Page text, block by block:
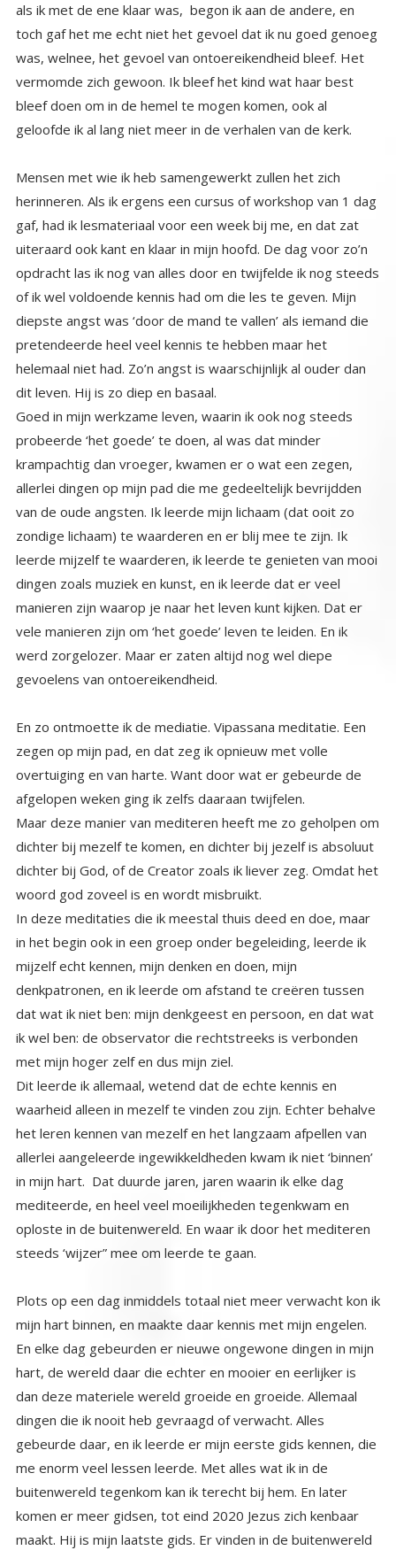
geloofde ik al lang niet meer in de verhalen van de kerk.
Mensen met wie ik heb samengewerkt zullen het zich
herinneren. Als ik ergens een cursus of workshop van 1 dag
gaf, had ik lesmateriaal voor een week bij me, en dat zat
uiteraard ook kant en klaar in mijn hoofd. De dag voor zo’n
opdracht las ik nog van alles door en twijfelde ik nog steeds
of ik wel voldoende kennis had om die les te geven. Mijn
diepste angst was ‘door de mand te vallen’ als iemand die
pretendeerde heel veel kennis te hebben maar het
helemaal niet had. Zo’n angst is waarschijnlijk al ouder dan
dit leven. Hij is zo diep en basaal.
Goed in mijn werkzame leven, waarin ik ook nog steeds
probeerde ‘het goede’ te doen, al was dat minder
krampachtig dan vroeger, kwamen er o wat een zegen,
allerlei dingen op mijn pad die me gedeeltelijk bevrijdden
van de oude angsten. Ik leerde mijn lichaam (dat ooit zo
zondige lichaam) te waarderen en er blij mee te zijn. Ik
leerde mijzelf te waarderen, ik leerde te genieten van mooi
dingen zoals muziek en kunst, en ik leerde dat er veel
manieren zijn waarop je naar het leven kunt kijken. Dat er
vele manieren zijn om ‘het goede’ leven te leiden. En ik
werd zorgelozer. Maar er zaten altijd nog wel diepe
gevoelens van ontoereikendheid.
En zo ontmoette ik de mediatie. Vipassana meditatie. Een
zegen op mijn pad, en dat zeg ik opnieuw met volle
overtuiging en van harte. Want door wat er gebeurde de
afgelopen weken ging ik zelfs daaraan twijfelen.
Maar deze manier van mediteren heeft me zo geholpen om
dichter bij mezelf te komen, en dichter bij jezelf is absoluut
dichter bij God, of de Creator zoals ik liever zeg. Omdat het
woord god zoveel is en wordt misbruikt.
In deze meditaties die ik meestal thuis deed en doe, maar
in het begin ook in een groep onder begeleiding, leerde ik
mijzelf echt kennen, mijn denken en doen, mijn
denkpatronen, en ik leerde om afstand te creëren tussen
dat wat ik niet ben: mijn denkgeest en persoon, en dat wat
ik wel ben: de observator die rechtstreeks is verbonden
met mijn hoger zelf en dus mijn ziel.
Dit leerde ik allemaal, wetend dat de echte kennis en
waarheid alleen in mezelf te vinden zou zijn. Echter behalve
het leren kennen van mezelf en het langzaam afpellen van
allerlei aangeleerde ingewikkeldheden kwam ik niet ‘binnen’
in mijn hart. Dat duurde jaren, jaren waarin ik elke dag
mediteerde, en heel veel moeilijkheden tegenkwam en
oploste in de buitenwereld. En waar ik door het mediteren
steeds ‘wijzer” mee om leerde te gaan.
Plots op een dag inmiddels totaal niet meer verwacht kon ik
mijn hart binnen, en maakte daar kennis met mijn engelen.
En elke dag gebeurden er nieuwe ongewone dingen in mijn
hart, de wereld daar die echter en mooier en eerlijker is
dan deze materiele wereld groeide en groeide. Allemaal
dingen die ik nooit heb gevraagd of verwacht. Alles
gebeurde daar, en ik leerde er mijn eerste gids kennen, die
me enorm veel lessen leerde. Met alles wat ik in de
buitenwereld tegenkom kan ik terecht bij hem. En later
komen er meer gidsen, tot eind 2020 Jezus zich kenbaar
maakt. Hij is mijn laatste gids. Er vinden in de buitenwereld
voortdurend dingen plaats die synchroon lopen met mijn